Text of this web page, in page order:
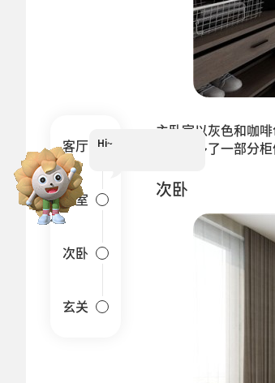
主卧室以灰色和咖
设计，多了一部分
次卧
客厅
卧室
次卧
玄关
Hi~